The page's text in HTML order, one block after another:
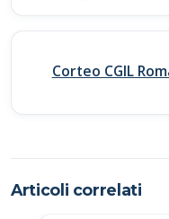
k p k
Corteo CGIL
Articoli correlati